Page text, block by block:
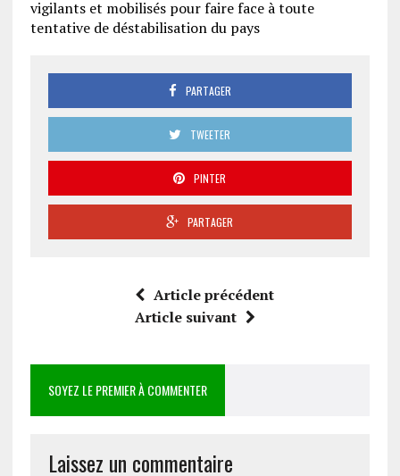
vigilants et mobilisés pour faire face à toute
tentative de déstabilisation du pays
PARTAGER
TWEETER
PINTER
PARTAGER
Article précédent
Article suivant
SOYEZ LE PREMIER À COMMENTER
Laissez un commentaire